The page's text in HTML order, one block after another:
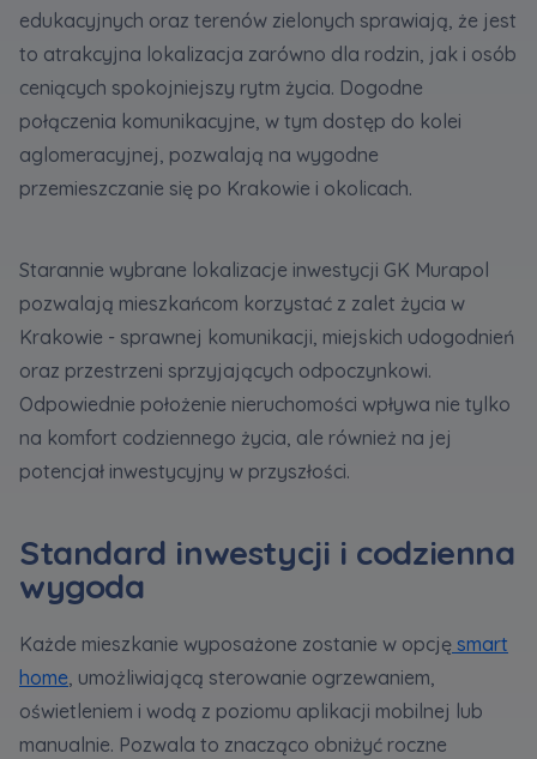
marketingowych, które wynikają z prawnie
uzasadnionych interesów realizowanych przez
Administratora.
Dane o aktywności na naszej stronie mogą być
także udostępnianezaufanym partnerom
tym jak przetwarzamy dane, wykorzystujemy
cookies i jakie przysługują Ci prawa znajdziesz
edukacyjnych oraz terenów zielonych sprawiają, że jest
to atrakcyjna lokalizacja zarówno dla rodzin, jak i osób
ceniących spokojniejszy rytm życia. Dogodne
połączenia komunikacyjne, w tym dostęp do kolei
aglomeracyjnej, pozwalają na wygodne
przemieszczanie się po Krakowie i okolicach.
Starannie wybrane lokalizacje inwestycji GK Murapol
pozwalają mieszkańcom korzystać z zalet życia w
Krakowie - sprawnej komunikacji, miejskich udogodnień
oraz przestrzeni sprzyjających odpoczynkowi.
Odpowiednie położenie nieruchomości wpływa nie tylko
na komfort codziennego życia, ale również na jej
potencjał inwestycyjny w przyszłości.
Standard inwestycji i codzienna
wygoda
Każde mieszkanie wyposażone zostanie w opcję smart
home , umożliwiającą sterowanie ogrzewaniem,
oświetleniem i wodą z poziomu aplikacji mobilnej lub
manualnie. Pozwala to znacząco obniżyć roczne